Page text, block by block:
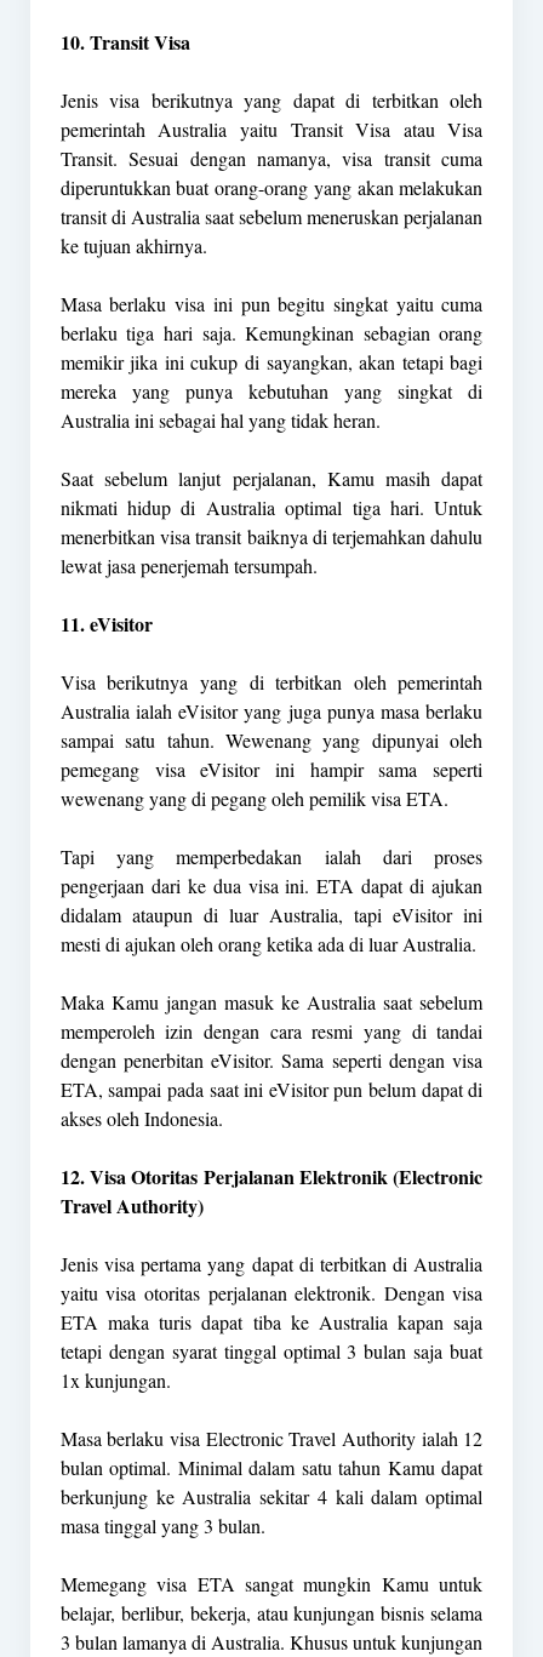
10. Transit Visa
Jenis visa berikutnya yang dapat di terbitkan oleh
pemerintah Australia yaitu Transit Visa atau Visa
Transit. Sesuai dengan namanya, visa transit cuma
diperuntukkan buat orang-orang yang akan melakukan
transit di Australia saat sebelum meneruskan perjalanan
ke tujuan akhirnya.
Masa berlaku visa ini pun begitu singkat yaitu cuma
berlaku tiga hari saja. Kemungkinan sebagian orang
memikir jika ini cukup di sayangkan, akan tetapi bagi
mereka yang punya kebutuhan yang singkat di
Australia ini sebagai hal yang tidak heran.
Saat sebelum lanjut perjalanan, Kamu masih dapat
nikmati hidup di Australia optimal tiga hari. Untuk
menerbitkan visa transit baiknya di terjemahkan dahulu
lewat jasa penerjemah tersumpah.
11. eVisitor
Visa berikutnya yang di terbitkan oleh pemerintah
Australia ialah eVisitor yang juga punya masa berlaku
sampai satu tahun. Wewenang yang dipunyai oleh
pemegang visa eVisitor ini hampir sama seperti
wewenang yang di pegang oleh pemilik visa ETA.
Tapi yang memperbedakan ialah dari proses
pengerjaan dari ke dua visa ini. ETA dapat di ajukan
didalam ataupun di luar Australia, tapi eVisitor ini
mesti di ajukan oleh orang ketika ada di luar Australia.
Maka Kamu jangan masuk ke Australia saat sebelum
memperoleh izin dengan cara resmi yang di tandai
dengan penerbitan eVisitor. Sama seperti dengan visa
ETA, sampai pada saat ini eVisitor pun belum dapat di
akses oleh Indonesia.
12. Visa Otoritas Perjalanan Elektronik (Electronic
Travel Authority)
Jenis visa pertama yang dapat di terbitkan di Australia
yaitu visa otoritas perjalanan elektronik. Dengan visa
ETA maka turis dapat tiba ke Australia kapan saja
tetapi dengan syarat tinggal optimal 3 bulan saja buat
1x kunjungan.
Masa berlaku visa Electronic Travel Authority ialah 12
bulan optimal. Minimal dalam satu tahun Kamu dapat
berkunjung ke Australia sekitar 4 kali dalam optimal
masa tinggal yang 3 bulan.
Memegang visa ETA sangat mungkin Kamu untuk
belajar, berlibur, bekerja, atau kunjungan bisnis selama
3 bulan lamanya di Australia. Khusus untuk kunjungan